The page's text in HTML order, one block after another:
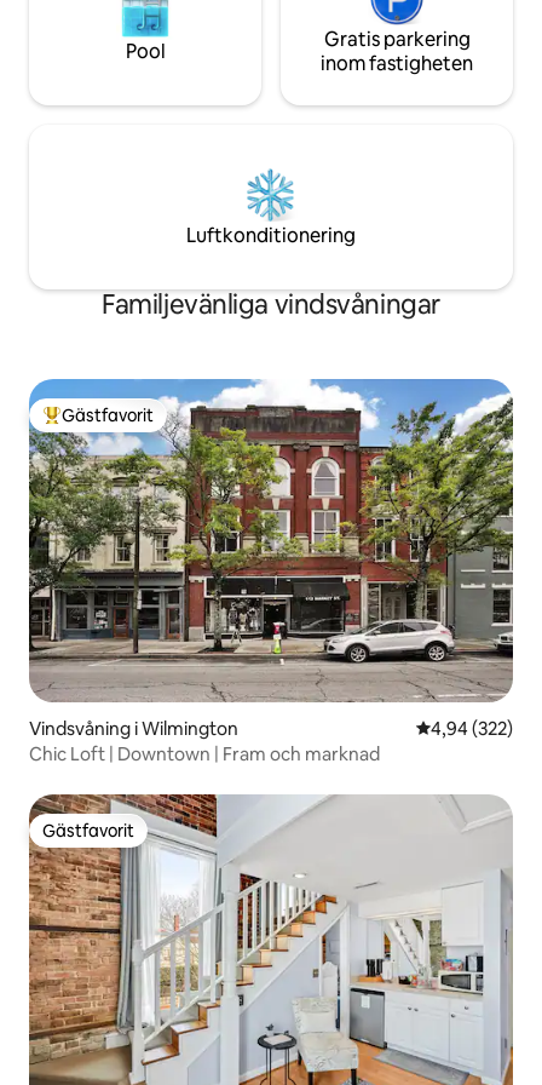
Pool
Gratis parkering
inom fastigheten
Luftkonditionering
Familjevänliga vindsvåningar
Populär gästfavorit
Gästfavorit
Vindsvåning i Wilmington 4,94 av 5 i
4,94 (322)
Chic Loft | Downtown | Fram och marknad
Gästfavorit
Gästfavorit